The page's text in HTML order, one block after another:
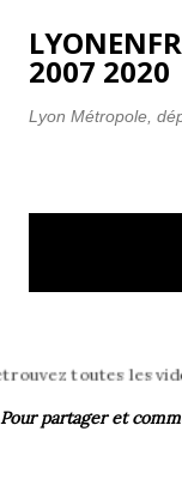
2007 2020
Lyon Métropole,
l
e
vidéos
Pour partager et